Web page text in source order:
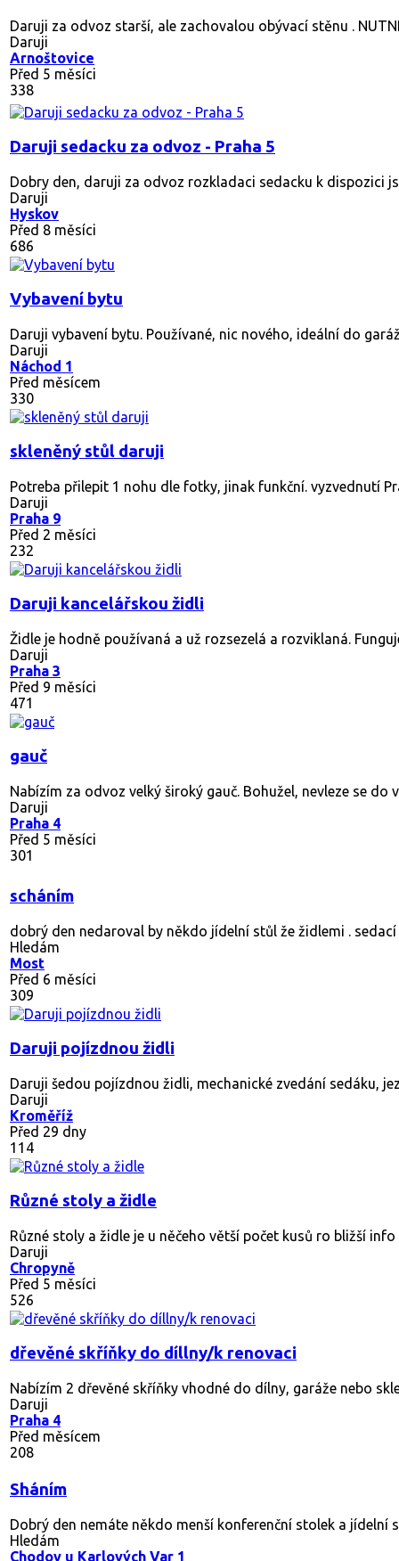
Daruji krásnou téměř novou skříň.
Krásná téměř nová nepoužívaná skříň. Asi Dub asi masiv.
Daruji
Praha západ
Před 4 měsíci
585
Starší nabytek
Dobrý den vyklízím byt po lidech tam zůstal Psací stůl skříň
Daruji
Jablonecké Nad Nisou
Před 5 měsíci
467
Molitanová matrace 140x200 cm
Molitanova matrace bez obalu 140x200 cm. Výška cca 12
Daruji
Přebuz
Před 6 měsíci
455
Daruji obývací stěnu
Daruji za odvoz starší, ale zachovalou obývací stěnu .
Daruji
Arnoštovice
Před 5 měsíci
338
Daruji sedacku za odvoz - Praha 5
Dobry den, daruji za odvoz rozkladaci sedacku k dispozici
Daruji
Hyskov
Před 8 měsíci
686
Vybavení bytu
Daruji vybavení bytu. Používané, nic nového, ideální do
Náchod 1
Před měsícem
skleněný stůl daruji
Potreba přilepit 1 nohu dle fotky, jinak funkční. vyzvednutí
Daruji
Praha 9
Před 2 měsíci
Daruji kancelářskou židli
Židle je hodně používaná a už rozsezelá a rozviklaná.
Daruji
Praha 3
Před 9 měsíci
gauč
Nabízím za odvoz velký široký gauč. Bohužel, nevleze se do
Daruji
Praha 4
Před 5 měsíci
scháním
dobrý den nedaroval by někdo jídelní stůl že židlemi .
Most
Před 6 měsíci
309